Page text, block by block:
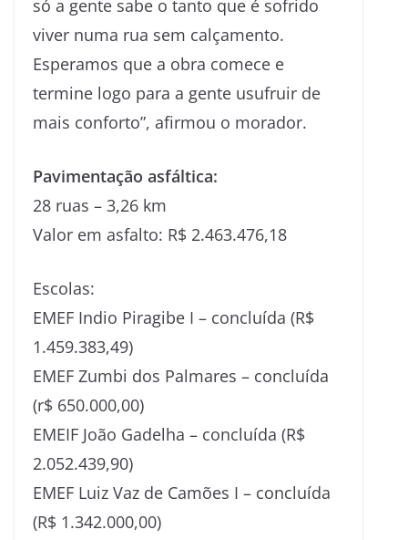
só a gente sabe o tanto que é sofrido
viver numa rua sem calçamento.
Esperamos que a obra comece e
termine logo para a gente usufruir de
mais conforto”, afirmou o morador.
Pavimentação asfáltica:
28 ruas – 3,26 km
Valor em asfalto: R$ 2.463.476,18
Escolas:
EMEF Indio Piragibe I – concluída (R$
1.459.383,49)
EMEF Zumbi dos Palmares – concluída
(r$ 650.000,00)
EMEIF João Gadelha – concluída (R$
2.052.439,90)
EMEF Luiz Vaz de Camões I – concluída
(R$ 1.342.000,00)